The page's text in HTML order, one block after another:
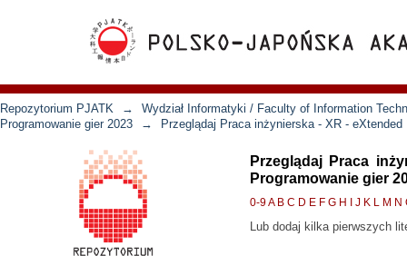
Repozytorium PJATK →
Wydział Informatyki / Faculty of Information
Programowanie gier 2023
→ Przeglądaj Praca inżynierska - XR -
Przeglądaj Praca
Programowanie gier
0-9A B C D E F G H J K L M N
Lub dodaj kilka pierwszych